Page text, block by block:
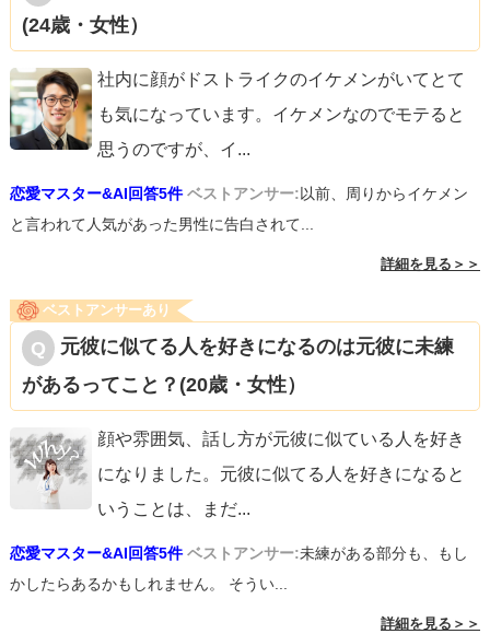
(24歳・女性）
社内に顔がドストライクのイケメンがいてとて
も気になっています。イケメンなのでモテると
思うのですが、イ ...
恋愛マスター&AI回答5件 ベストアンサー:以前、周りからイケメン
と言われて人気があった男性に告白されて...
詳細を見る＞＞
ベストアンサーあり
元彼に似てる人を好きになるのは元彼に未練
があるってこと？(20歳・女性）
顔や雰囲気、話し方が元彼に似ている人を好き
になりました。元彼に似てる人を好きになると
いうことは、まだ...
恋愛マスター&AI回答5件 ベストアンサー:未練がある部分も、もし
かしたらあるかもしれません。 そうい...
詳細を見る＞＞